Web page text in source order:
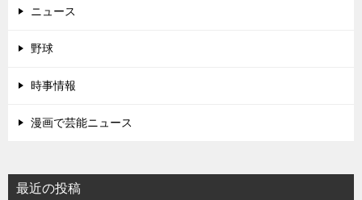
ニュース
野球
時事情報
漫画で芸能ニュース
最近の投稿